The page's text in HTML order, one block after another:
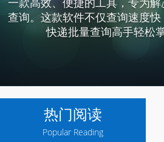
热门阅读
Popular Reading